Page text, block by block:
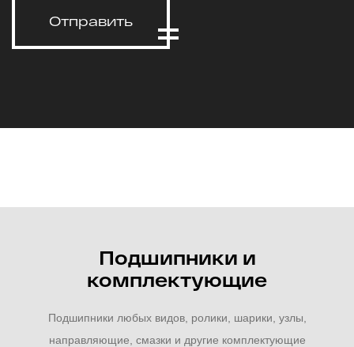
Отправить
Подшипники и
комплектующие
Подшипники любых видов, ролики, шарики, узлы,
направляющие, смазки и другие комплектующие